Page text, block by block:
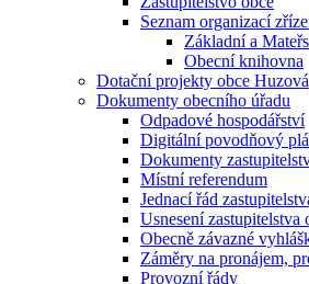
Seznam organizací
Základní a
Obecní knihovna
Dotační projekty obce Huzová
Dokumenty obecního úřadu
Odpadové hospodářství
Digitální povodňový
Dokumenty
Místní referendum
Jednací řád
Usnesení zastupitelstva
Obecně závazné
Záměry na pronájem,
Provozní řády